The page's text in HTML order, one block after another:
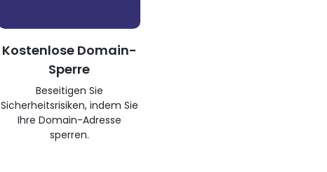
Kostenlose Domain-
Sperre
Beseitigen Sie
Sicherheitsrisiken, indem Sie
Ihre Domain-Adresse
sperren.